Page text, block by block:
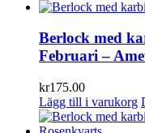
Berlock med
Februari –
kr175.00
Lägg till i varukorg